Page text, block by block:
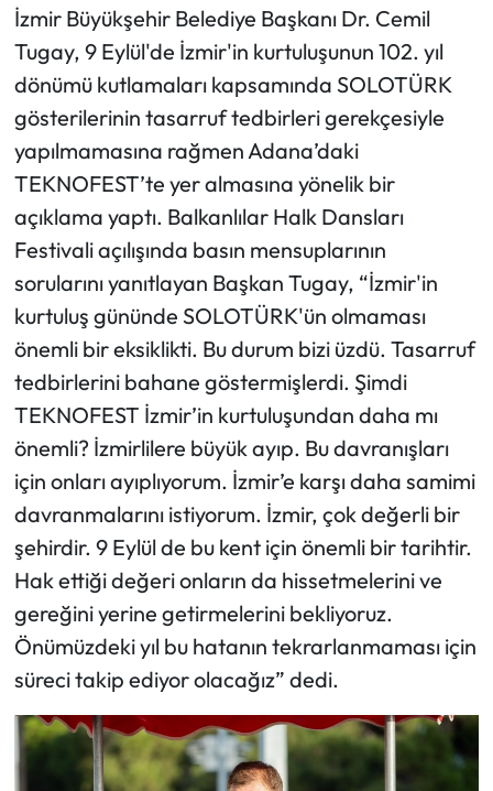
İzmir Büyükşehir Belediye Başkanı Dr. Cemil
Tugay, 9 Eylül'de İzmir'in kurtuluşunun 102. yıl
dönümü kutlamaları kapsamında SOLOTÜRK
gösterilerinin tasarruf tedbirleri gerekçesiyle
yapılmamasına rağmen Adana’daki
TEKNOFEST’te yer almasına yönelik bir
açıklama yaptı. Balkanlılar Halk Dansları
Festivali açılışında basın mensuplarının
sorularını yanıtlayan Başkan Tugay, “İzmir'in
kurtuluş gününde SOLOTÜRK'ün olmaması
önemli bir eksiklikti. Bu durum bizi üzdü. Tasarruf
tedbirlerini bahane göstermişlerdi. Şimdi
TEKNOFEST İzmir’in kurtuluşundan daha mı
önemli? İzmirlilere büyük ayıp. Bu davranışları
için onları ayıplıyorum. İzmir’e karşı daha samimi
davranmalarını istiyorum. İzmir, çok değerli bir
şehirdir. 9 Eylül de bu kent için önemli bir tarihtir.
Hak ettiği değeri onların da hissetmelerini ve
gereğini yerine getirmelerini bekliyoruz.
Önümüzdeki yıl bu hatanın tekrarlanmaması için
süreci takip ediyor olacağız” dedi.